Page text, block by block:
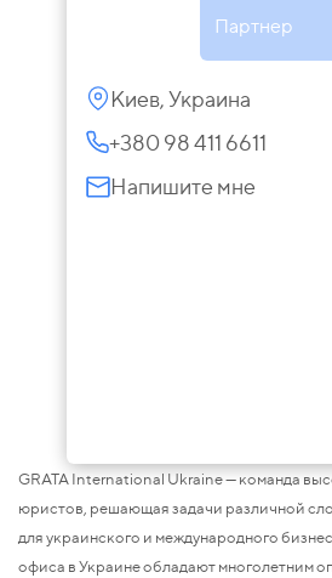
Партнер
Киев, Украина
+380 98 411 6611
Напишите мне
GRATA International Ukraine — команда
юристов, решающая задачи различной
для украинского и международного
офиса в Украине обладают многолетним